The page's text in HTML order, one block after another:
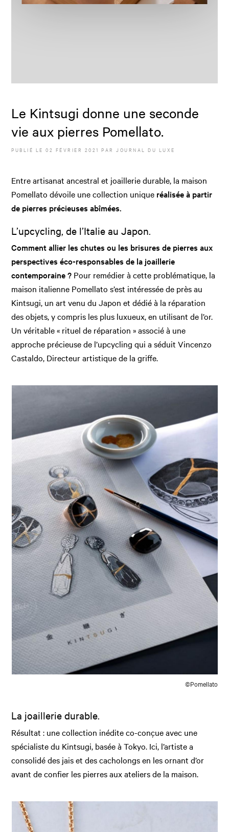
Le Kintsugi donne une seconde
vie aux pierres Pomellato.
PUBLIÉ LE02 FÉVRIER 2021 PAR JOURNAL DU LUXE
Entre artisanat ancestral et joaillerie durable, la maison
Pomellato dévoile une collection unique réalisée à partir
de pierres précieuses abîmées.
L’upcycling, de l’Italie au Japon.
Comment allier les chutes ou les brisures de pierres aux
perspectives éco-responsables de la joaillerie
contemporaine ? Pour remédier à cette problématique, la
maison italienne Pomellato s’est intéressée de près au
Kintsugi, un art venu du Japon et dédié à la réparation
des objets, y compris les plus luxueux, en utilisant de l’or.
Un véritable « rituel de réparation » associé à une
approche précieuse de l’upcycling qui a séduit Vincenzo
Castaldo, Directeur artistique de la griffe.
©Pomellato
La joaillerie durable.
Résultat : une collection inédite co-conçue avec une
spécialiste du Kintsugi, basée à Tokyo. Ici, l’artiste a
consolidé des jais et des cacholongs en les ornant d’or
avant de confier les pierres aux ateliers de la maison.